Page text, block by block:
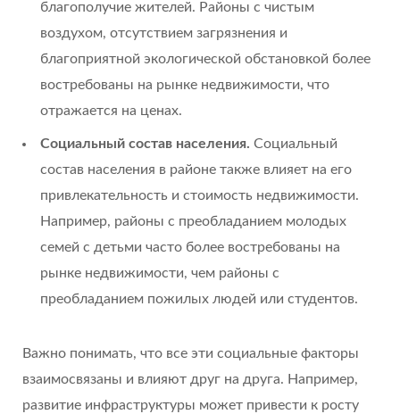
благополучие жителей. Районы с чистым
воздухом, отсутствием загрязнения и
благоприятной экологической обстановкой более
востребованы на рынке недвижимости, что
отражается на ценах.
Социальный состав населения. Социальный
состав населения в районе также влияет на его
привлекательность и стоимость недвижимости.
Например, районы с преобладанием молодых
семей с детьми часто более востребованы на
рынке недвижимости, чем районы с
преобладанием пожилых людей или студентов.
Важно понимать, что все эти социальные факторы
взаимосвязаны и влияют друг на друга. Например,
развитие инфраструктуры может привести к росту